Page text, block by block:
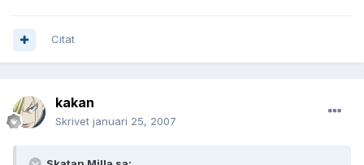
Citat
kakan
Skrivet januari 25, 2007